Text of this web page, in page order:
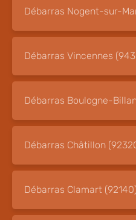
Débarras Nogent-sur-
Débarras Vincennes
Débarras Boulogne-
Débarras Châtillon
Débarras Clamart (92140)